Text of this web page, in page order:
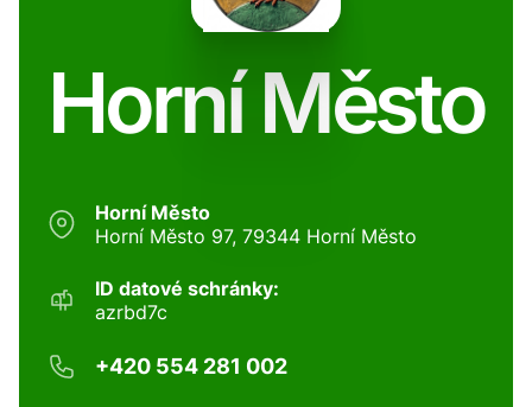
Horní Město
Horní Město
Horní Město 97, 79344 Horní Město
ID datové schránky:
azrbd7c
+420 554 281 002